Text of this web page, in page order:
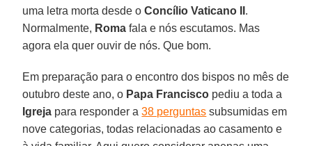
uma letra morta desde oConcílio Vaticano II .
Normalmente, Roma fala e nós escutamos. Mas
agora ela quer ouvir de nós. Que bom.
Em preparação para o encontro dos bispos no mês de
outubro deste ano, o Papa Francisco pediu a toda a
Igreja para responder a38 perguntas subsumidas em
nove categorias, todas relacionadas ao casamento e